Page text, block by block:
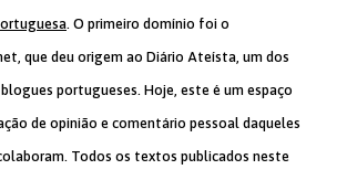
. O primeiro domínio foi o
que deu origem ao Diário Ateísta, um dos
portugueses. Hoje, este é um espaço
de opinião e comentário pessoal daqueles
Todos os textos publicados neste